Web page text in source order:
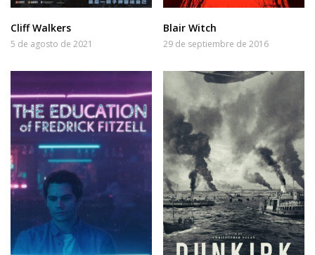
Cliff Walkers
5 de agosto de 2021
Blair Witch
29 de septiembre de 2016